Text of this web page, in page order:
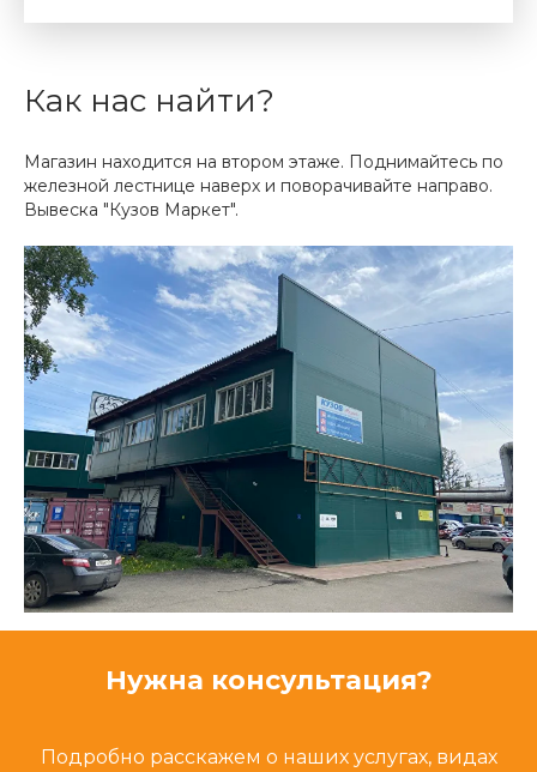
Как нас найти?
Магазин находится на втором этаже. Поднимайтесь по
железной лестнице наверх и поворачивайте направо.
Вывеска "Кузов Маркет".
Нужна консультация?
Подробно расскажем о наших услугах, видах